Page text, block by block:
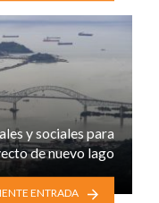
y sociales para
de nuevo lago
ENTRADA